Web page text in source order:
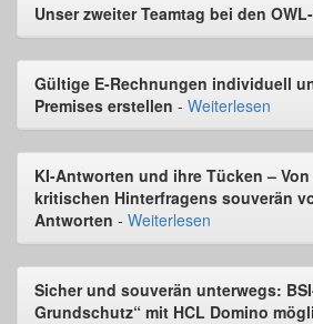
Unser zweiter Teamtag bei den
Gültige E-Rechnungen individuell
Premises erstellen - Weiterlesen
KI-Antworten und ihre Tücken –
kritischen Hinterfragens souverän
Antworten - Weiterlesen
Sicher und souverän unterwegs:
Grundschutz“ mit HCL Domino